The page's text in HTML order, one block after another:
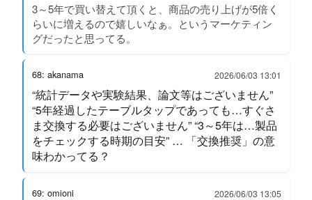
3～5年で買い替えて頂くと、商品の売り上げが5倍く
らいに増えるので嬉しいなぁ。というマーケティン
グだったと思ってる。
68: akanama 2026/06/03 13:01
“統計データや実験結果、論文等はございません”
“5年経過したテーブルタップであっても…すぐさ
ま交換する必要はございません” “3～5年は…製品
をチェックする時期の目安” … 「交換推奨」の意
味わかってる？
69: omioni 2026/06/03 13:05